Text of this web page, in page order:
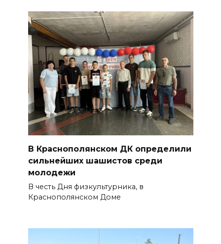
В Краснополянском ДК определили
сильнейших шашистов среди
молодежи
В честь Дня физкультурника, в
Краснополянском Доме